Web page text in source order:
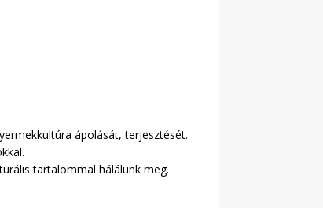
ápolását, terjesztését.
tartalommal hálálunk meg.